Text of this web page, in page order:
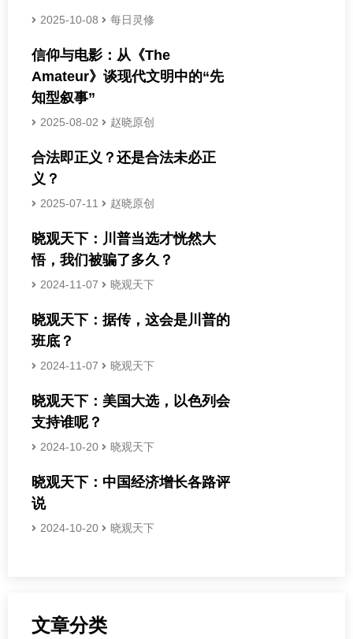
2025-10-08 每日灵修
信仰与电影：从《The
Amateur》谈现代文明中的“先
知型叙事”
2025-08-02 赵晓原创
合法即正义？还是合法未必正
义？
2025-07-11 赵晓原创
晓观天下：川普当选才恍然大
悟，我们被骗了多久？
2024-11-07 晓观天下
晓观天下：据传，这会是川普的
班底？
2024-11-07 晓观天下
晓观天下：美国大选，以色列会
支持谁呢？
2024-10-20 晓观天下
晓观天下：中国经济增长各路评
说
2024-10-20 晓观天下
文章分类